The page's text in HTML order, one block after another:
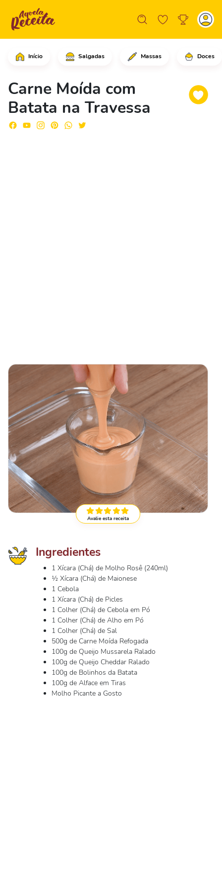
Início Salgadas Massas Doces
Carne Moída com
Batata na Travessa
Em um refratário médio, adicione o
Avalie esta receita
Ingredientes
1 Xícara (Chá) de Molho Rosê (240ml)
½ Xícara (Chá) de Maionese
1 Cebola
1 Xícara (Chá) de Picles
1 Colher (Chá) de Cebola em Pó
1 Colher (Chá) de Alho em Pó
1 Colher (Chá) de Sal
500g de Carne Moída Refogada
100g de Queijo Mussarela Ralado
100g de Queijo Cheddar Ralado
100g de Bolinhos da Batata
100g de Alface em Tiras
Molho Picante a Gosto